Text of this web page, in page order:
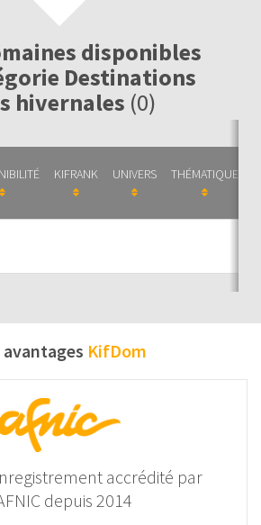
disponibles
Destinations
hivernales (0)
KIFRANK UNIVERS THÉMATIQUE
avantages KifDom
accrédité par
depuis 2014